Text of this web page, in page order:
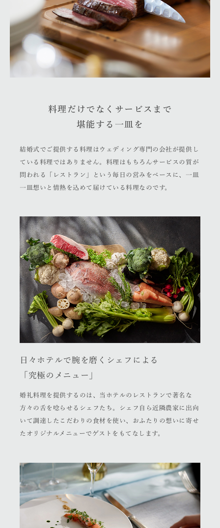
料理だけでなくサービスまで
堪能する一皿を
結婚式でご提供する料理はウェディング専門の会社が提供し
ている料理ではありません。 料理はもちろんサービスの質が
問われる「レストラン」という毎日の営みをベースに、 一皿
一皿想いと情熱を込めて届けている料理なのです。
日々ホテルで腕を磨くシェフによる
「究極のメニュー」
婚礼料理を提供するのは、当ホテルのレストランで著名な
方々の舌を唸らせるシェフたち。シェフ自ら近隣農家に出向
いて調達したこだわりの食材を使い、おふたりの想いに寄せ
たオリジナルメニューでゲストをもてなします。